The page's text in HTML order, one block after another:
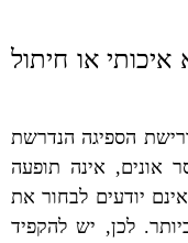
או חיתול
הספיגה הנדרשת
אונים, אינה תופעה
אינם יודעים לבחור את
לכן, יש להקפיד